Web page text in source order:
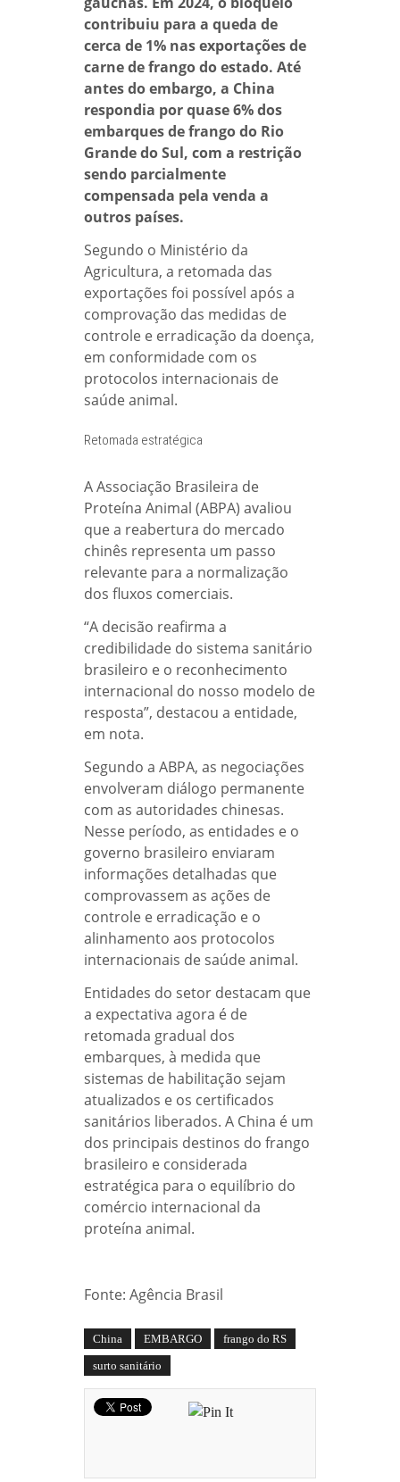
contribuiu para a queda de
cerca de 1% nas exportações de
carne de frango do estado. Até
antes do embargo, a China
respondia por quase 6% dos
embarques de frango do Rio
Grande do Sul, com a restrição
sendo parcialmente
compensada pela venda a
outros países.
Segundo o Ministério da
Agricultura, a retomada das
exportações foi possível após a
comprovação das medidas de
controle e erradicação da doença,
em conformidade com os
protocolos internacionais de
saúde animal.
Retomada estratégica
A Associação Brasileira de
Proteína Animal (ABPA) avaliou
que a reabertura do mercado
chinês representa um passo
relevante para a normalização
dos fluxos comerciais.
“A decisão reafirma a
credibilidade do sistema sanitário
brasileiro e o reconhecimento
internacional do nosso modelo de
resposta”, destacou a entidade,
em nota.
Segundo a ABPA, as negociações
envolveram diálogo permanente
com as autoridades chinesas.
Nesse período, as entidades e o
governo brasileiro enviaram
informações detalhadas que
comprovassem as ações de
controle e erradicação e o
alinhamento aos protocolos
internacionais de saúde animal.
Entidades do setor destacam que
a expectativa agora é de
retomada gradual dos
embarques, à medida que
sistemas de habilitação sejam
atualizados e os certificados
sanitários liberados. A China é um
dos principais destinos do frango
brasileiro e considerada
estratégica para o equilíbrio do
comércio internacional da
proteína animal.
Fonte: Agência Brasil
China EMBARGO
frango do RS
surto sanitário